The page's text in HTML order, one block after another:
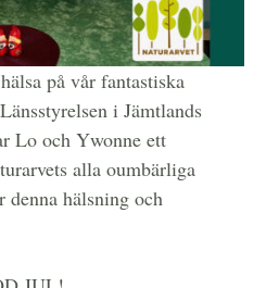
på vår fantastiska
i Jämtlands
Lo och Ywonne ett
alla oumbärliga
denna hälsning och